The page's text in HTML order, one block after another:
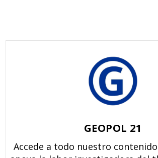
GEOPOL 21
Accede a todo nuestro